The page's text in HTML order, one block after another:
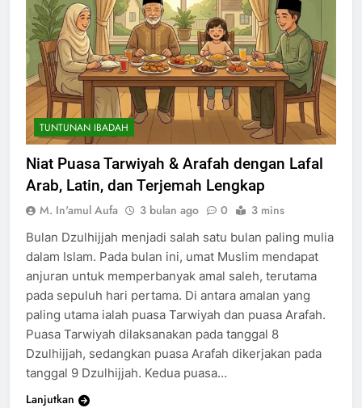
TUNTUNAN IBADAH
Niat Puasa Tarwiyah & Arafah dengan Lafal
Arab, Latin, dan Terjemah Lengkap
M. In'amul Aufa 3 bulan ago 0 3 mins
Bulan Dzulhijjah menjadi salah satu bulan paling mulia
dalam Islam. Pada bulan ini, umat Muslim mendapat
anjuran untuk memperbanyak amal saleh, terutama
pada sepuluh hari pertama. Di antara amalan yang
paling utama ialah puasa Tarwiyah dan puasa Arafah.
Puasa Tarwiyah dilaksanakan pada tanggal 8
Dzulhijjah, sedangkan puasa Arafah dikerjakan pada
tanggal 9 Dzulhijjah. Kedua puasa…
Lanjutkan